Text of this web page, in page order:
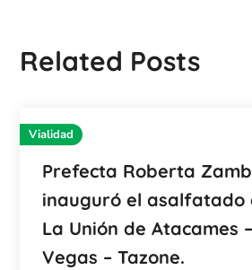
Related Posts
Vialidad
Prefecta Roberta
inauguró el asalfatado
La Unión de Atacames
Vegas – Tazone.